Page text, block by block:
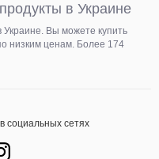
в Украине
Вы можете купить
низким ценам. Более 174
социальных сетях